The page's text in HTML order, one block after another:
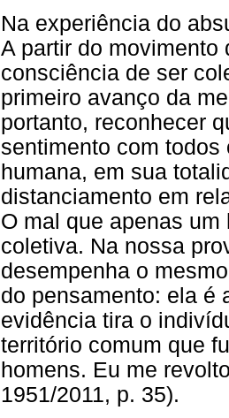
Na experiência do
A partir do movimento
consciência de ser
primeiro avanço da
portanto, reconhecer
sentimento com
humana, em sua
distanciamento em
O mal que apenas
coletiva. Na nossa
desempenha o
do pensamento: ela é
evidência tira o
território comum que
homens. Eu me
1951/2011, p. 35).